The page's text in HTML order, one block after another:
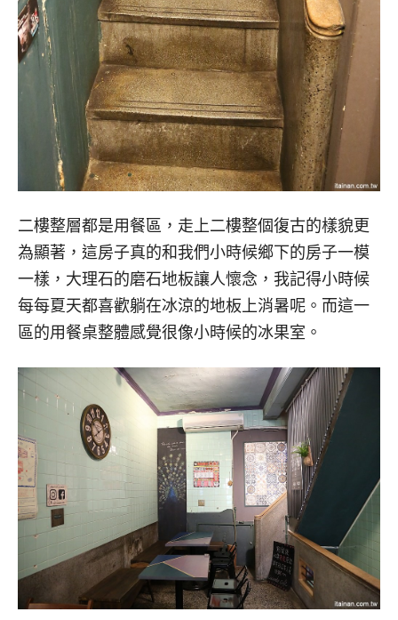
二樓整層都是用餐區，走上二樓整個復古的樣貌更
為顯著，這房子真的和我們小時候鄉下的房子一模
一樣，大理石的磨石地板讓人懷念，我記得小時候
每每夏天都喜歡躺在冰涼的地板上消暑呢。而這一
區的用餐桌整體感覺很像小時候的冰果室。